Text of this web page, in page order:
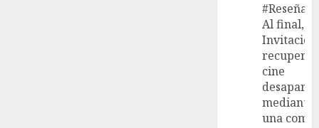
#Reseña
Al final,
recupera
cine
mediante
una